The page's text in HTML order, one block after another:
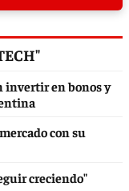
invertir en bonos y
con su
creciendo"